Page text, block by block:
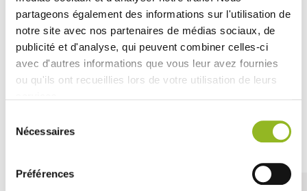
partageons également des informations sur l'utilisation de
notre site avec nos partenaires de médias sociaux, de
publicité et d'analyse, qui peuvent combiner celles-ci
avec d'autres informations que vous leur avez fournies
ou qu'ils ont recueillies lors de votre utilisation de leurs
Nécessaires
Préférences
Tolérance thermique : -18°C à +100°C
Supporte un réchauffage au micro-ondes.
Lavable et réutilisable.
Découvrez aussi